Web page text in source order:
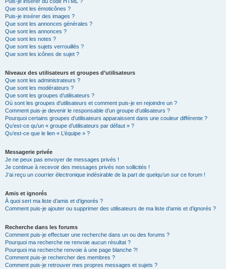
Que sont les émoticônes ?
Puis-je insérer des images ?
Que sont les annonces générales ?
Que sont les annonces ?
Que sont les notes ?
Que sont les sujets verrouillés ?
Que sont les icônes de sujet ?
Niveaux des utilisateurs et groupes d’utilisateurs
Que sont les administrateurs ?
Que sont les modérateurs ?
Que sont les groupes d’utilisateurs ?
Où sont les groupes d’utilisateurs et comment puis-je en rejoindre un ?
Comment puis-je devenir le responsable d’un groupe d’utilisateurs ?
Pourquoi certains groupes d’utilisateurs apparaissent dans une couleur différente ?
Qu’est-ce qu’un « groupe d’utilisateurs par défaut » ?
Qu’est-ce que le lien « L’équipe » ?
Messagerie privée
Je ne peux pas envoyer de messages privés !
Je continue à recevoir des messages privés non sollicités !
J’ai reçu un courrier électronique indésirable de la part de quelqu’un sur ce forum !
Amis et ignorés
À quoi sert ma liste d’amis et d’ignorés ?
Comment puis-je ajouter ou supprimer des utilisateurs de ma liste d’amis et d’ignorés ?
Recherche dans les forums
Comment puis-je effectuer une recherche dans un ou des forums ?
Pourquoi ma recherche ne renvoie aucun résultat ?
Pourquoi ma recherche renvoie à une page blanche ?!
Comment puis-je rechercher des membres ?
Comment puis-je retrouver mes propres messages et sujets ?